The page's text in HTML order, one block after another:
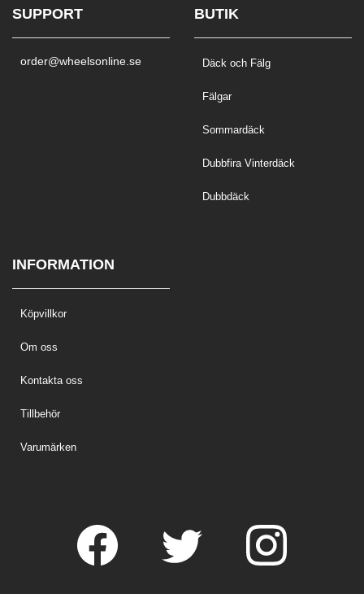
SUPPORT
order@wheelsonline.se
BUTIK
Däck och Fälg
Fälgar
Sommardäck
Dubbfira Vinterdäck
Dubbdäck
INFORMATION
Köpvillkor
Om oss
Kontakta oss
Tillbehör
Varumärken